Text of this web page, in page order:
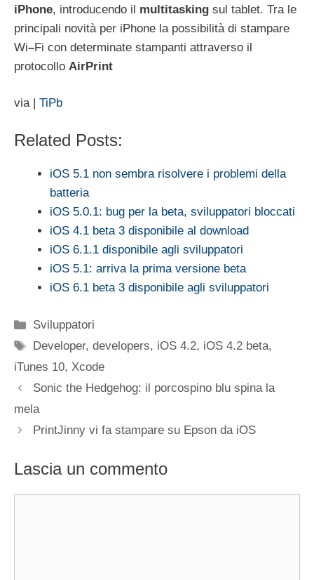
iPhone, introducendo il multitasking sul tablet. Tra le
principali novità per iPhone la possibilità di stampare
Wi–Fi con determinate stampanti attraverso il
protocollo AirPrint
via | TiPb
Related Posts:
iOS 5.1 non sembra risolvere i problemi della
batteria
iOS 5.0.1: bug per la beta, sviluppatori bloccati
iOS 4.1 beta 3 disponibile al download
iOS 6.1.1 disponibile agli sviluppatori
iOS 5.1: arriva la prima versione beta
iOS 6.1 beta 3 disponibile agli sviluppatori
Categorie
Sviluppatori
Tag
Developer,developers, iOS 4.2, iOS 4.2 beta,
iTunes 10, Xcode
Sonic the Hedgehog: il porcospino blu spina la
mela
PrintJinny vi fa stampare su Epson da iOS
Lascia un commento